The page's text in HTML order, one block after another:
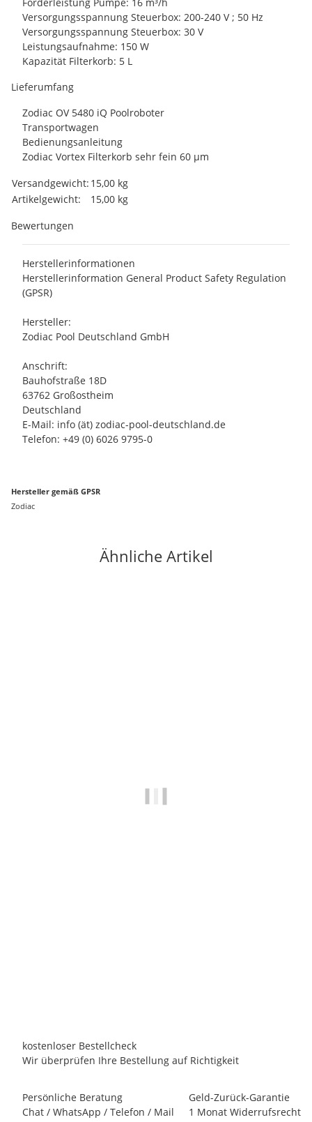
Versorgungsspannung Steuerbox: 200-240 V ; 50 Hz
Versorgungsspannung Steuerbox: 30 V
Leistungsaufnahme: 150 W
Kapazität Filterkorb: 5 L
Lieferumfang
Zodiac OV 5480 iQ Poolroboter
Transportwagen
Bedienungsanleitung
Zodiac Vortex Filterkorb sehr fein 60 µm
Produkteigenschaft
Wert
Versandgewicht: 15,00 kg
Artikelgewicht:
15,00 kg
Bewertungen
Herstellerinformationen
Herstellerinformation General Product Safety Regulation
(GPSR)
Hersteller:
Zodiac Pool Deutschland GmbH
Anschrift:
Bauhofstraße 18D
63762 Großostheim
Deutschland
E-Mail: info (ät) zodiac-pool-deutschland.de
Telefon: +49 (0) 6026 9795-0
Hersteller gemäß GPSR
Zodiac
Ähnliche Artikel
kostenloser Bestellcheck
Wir überprüfen Ihre Bestellung auf Richtigkeit
Persönliche Beratung
Chat / WhatsApp / Telefon / Mail
Geld-Zurück-Garantie
1 Monat Widerrufsrecht